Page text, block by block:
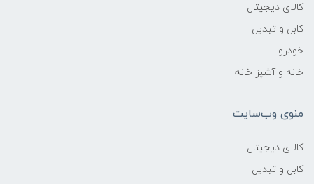
کالای دیجیتال
کابل و تبدیل
خودرو
خانه و آشپز خانه
منوی وب‌سایت
کالای دیجیتال
کابل و تبدیل